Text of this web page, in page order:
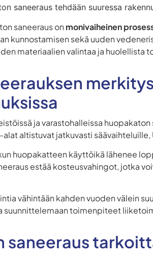
saneeraus tehdään suuressa
saneeraus on monivaiheinen
kunnostamisen sekä uuden
materiaalien valintaa ja huolellista
ja varastohalleissa huopakaton
altistuvat jatkuvasti
huopakatteen käyttöikä lähenee
estää kosteusvahingot, jotka
vähintään kahden vuoden välein
suunnittelemaan toimenpiteet
saneeraus